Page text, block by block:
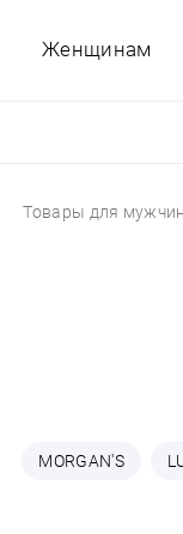
Женщинам
Товары для мужчин
MORGAN'S